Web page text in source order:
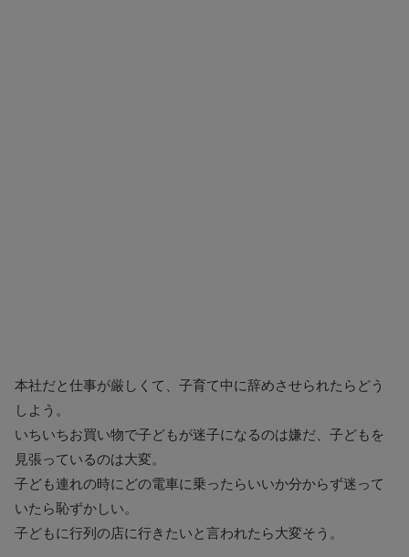
本社だと仕事が厳しくて、子育て中に辞めさせられたらどう
しよう。
いちいちお買い物で子どもが迷子になるのは嫌だ、子どもを
見張っているのは大変。
子ども連れの時にどの電車に乗ったらいいか分からず迷って
いたら恥ずかしい。
子どもに行列の店に行きたいと言われたら大変そう。